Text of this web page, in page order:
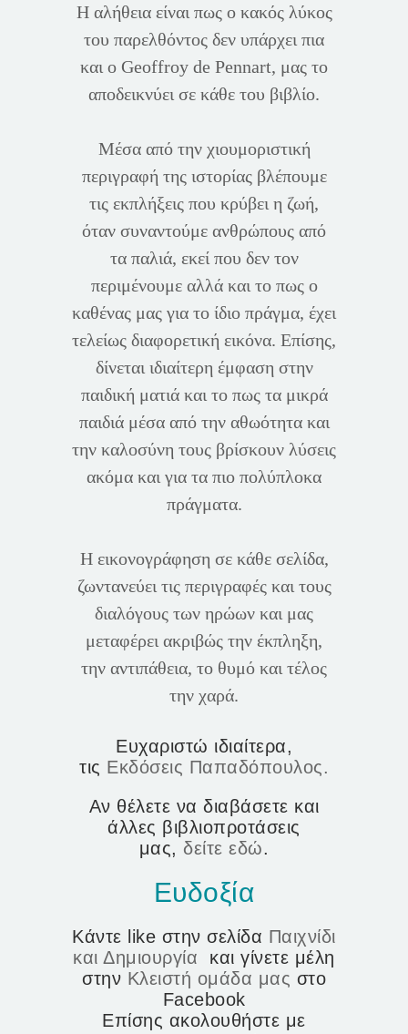
Η αλήθεια είναι πως ο κακός λύκος
του παρελθόντος δεν υπάρχει πια
και ο Geoffroy de Pennart, μας το
αποδεικνύει σε κάθε του βιβλίο.
Μέσα από την χιουμοριστική
περιγραφή της ιστορίας βλέπουμε
τις εκπλήξεις που κρύβει η ζωή,
όταν συναντούμε ανθρώπους από
τα παλιά, εκεί που δεν τον
περιμένουμε αλλά και το πως ο
καθένας μας για το ίδιο πράγμα, έχει
τελείως διαφορετική εικόνα. Επίσης,
δίνεται ιδιαίτερη έμφαση στην
παιδική ματιά και το πως τα μικρά
παιδιά μέσα από την αθωότητα και
την καλοσύνη τους βρίσκουν λύσεις
ακόμα και για τα πιο πολύπλοκα
πράγματα.
Η εικονογράφηση σε κάθε σελίδα,
ζωντανεύει τις περιγραφές και τους
διαλόγους των ηρώων και μας
μεταφέρει ακριβώς την έκπληξη,
την αντιπάθεια, το θυμό και τέλος
την χαρά.
Ευχαριστώ ιδιαίτερα,
τις Εκδόσεις Παπαδόπουλος.
Αν θέλετε να διαβάσετε και
άλλες βιβλιοπροτάσεις
μας, δείτε εδώ.
Ευδοξία
Κάντε like στην σελίδα Παιχνίδι
και Δημιουργία και γίνετε μέλη
στην Κλειστή ομάδα μας στο
Facebook
Επίσης ακολουθήστε με